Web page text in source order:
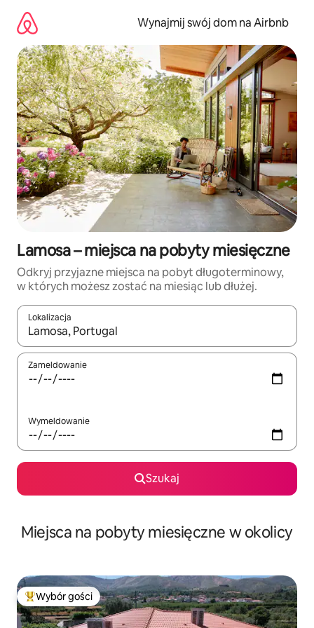
treści
Wynajmij swój dom na Airbnb
Lamosa – miejsca na pobyty miesięczne
Odkryj przyjazne miejsca na pobyt długoterminowy,
w których możesz zostać na miesiąc lub dłużej.
Lokalizacja
Gdy wyniki będą dostępne, możesz poruszać się po nich za
Zameldowanie
Wymeldowanie
Szukaj
Miejsca na pobyty miesięczne w okolicy
Najpopularniejsze z kategorii Wybór gości
Wybór gości